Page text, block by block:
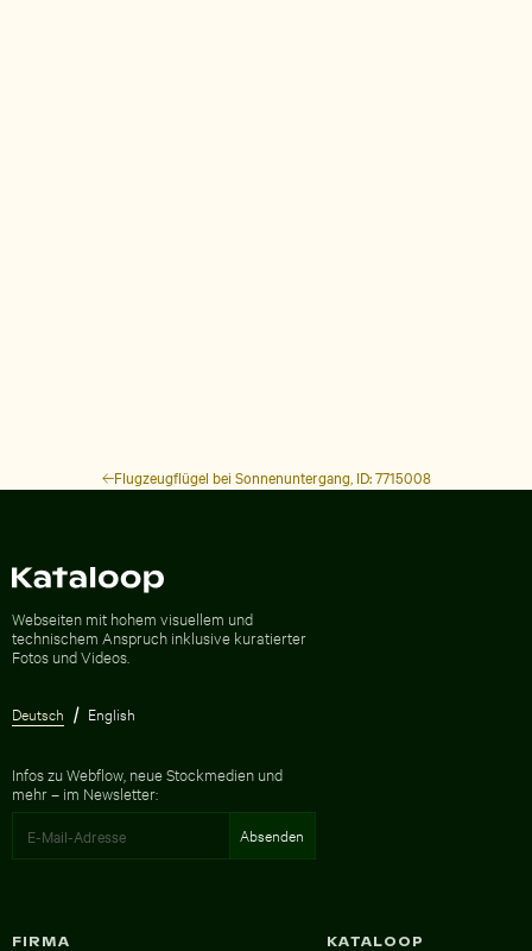
Flugzeugflügel bei Sonnenuntergang, ID: 7715008
Webseiten mit hohem visuellem und
technischem Anspruch inklusive kuratierter
Fotos und Videos.
Deutsch English
Infos zu Webflow, neue Stockmedien und
mehr – im Newsletter:
KATALOOP
FIRMA